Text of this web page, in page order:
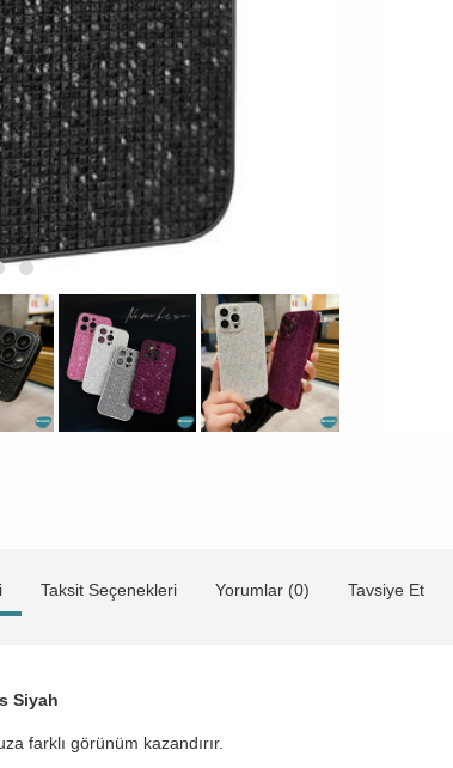
Taksit Seçenekleri Yorumlar (0) Tavsiye Et
Siyah
farklı görünüm kazandırır.